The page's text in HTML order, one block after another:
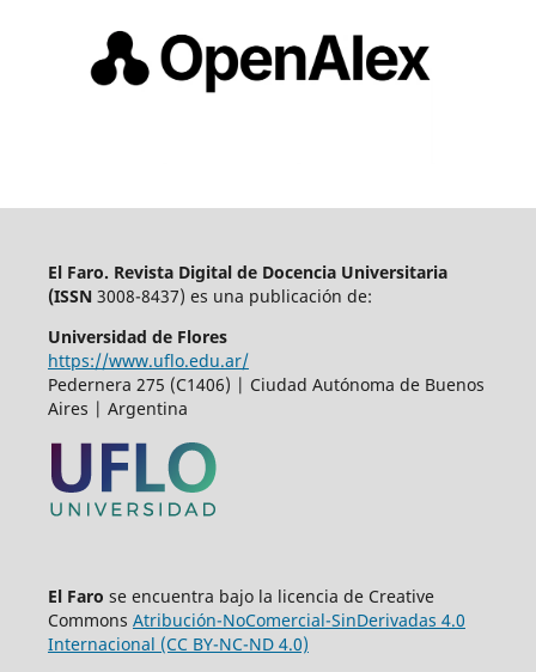
El Faro. Revista Digital de Docencia Universitaria
(ISSN 3008-8437) es una publicación de:
Universidad de Flores
https://www.uflo.edu.ar/
Pedernera 275 (C1406) | Ciudad Autónoma de Buenos
Aires | Argentina
El Faro se encuentra bajo la licencia de Creative
Commons Atribución-NoComercial-SinDerivadas 4.0
Internacional (CC BY-NC-ND 4.0)